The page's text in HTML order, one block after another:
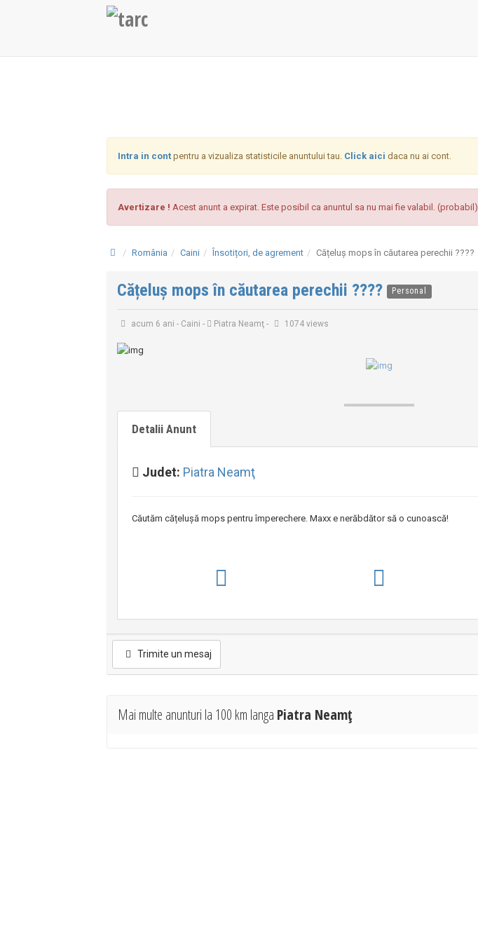
Intra in cont pentru a vizualiza statisticile anuntului tau. Click aici daca nu ai cont.
Avertizare ! Acest anunt a expirat. Este posibil ca anuntul sa nu mai fie valabil. (probabil)
România Caini Însotițori, de agrement Cățeluș mops în căutarea perechii ????
Cățeluș mops în căutarea perechii ???? Personal
acum 6 ani - Caini - Piatra Neamţ - 1074 views
Detalii Anunt
Judet: Piatra Neamţ
Căutăm cățelușă mops pentru împerechere. Maxx e nerăbdător să o cunoască!
Trimite un mesaj
Mai multe anunturi la 100 km langa Piatra Neamţ